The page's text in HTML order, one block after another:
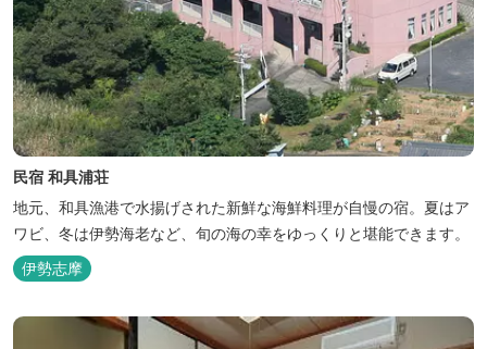
民宿 和具浦荘
地元、和具漁港で水揚げされた新鮮な海鮮料理が自慢の宿。夏はア
ワビ、冬は伊勢海老など、旬の海の幸をゆっくりと堪能できます。
伊勢志摩